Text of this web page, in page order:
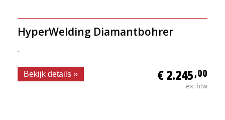
HyperWelding Diamantbohrer
-
€ 2.245,00
ex. btw
Bekijk details »